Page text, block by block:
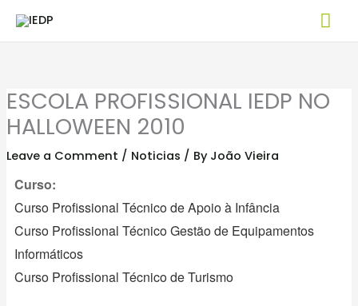
ESCOLA PROFISSIONAL IEDP NO
HALLOWEEN 2010
Leave a Comment / Noticias / By João Vieira
Curso:
Curso Profissional Técnico de Apoio à Infância
Curso Profissional Técnico Gestão de Equipamentos
Informáticos
Curso Profissional Técnico de Turismo